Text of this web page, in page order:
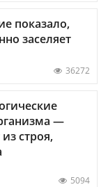
показало,
заселяет
36272
—
строя,
5094